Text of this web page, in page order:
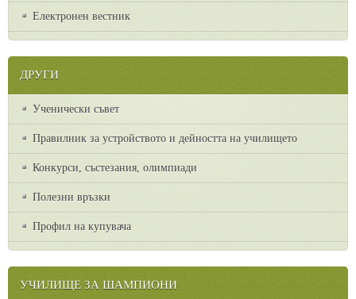
Електронен вестник
ДРУГИ
Ученически съвет
Правилник за устройството и дейността на училището
Конкурси, състезания, олимпиади
Полезни връзки
Профил на купувача
УЧИЛИЩЕ ЗА ШАМПИОНИ